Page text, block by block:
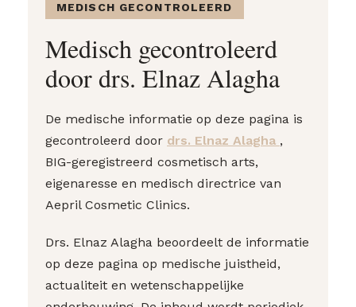
MEDISCH GECONTROLEERD
Medisch gecontroleerd
door drs. Elnaz Alagha
De medische informatie op deze pagina is
gecontroleerd door drs. Elnaz Alagha ,
BIG-geregistreerd cosmetisch arts,
eigenaresse en medisch directrice van
Aepril Cosmetic Clinics.
Drs. Elnaz Alagha beoordeelt de informatie
op deze pagina op medische juistheid,
actualiteit en wetenschappelijke